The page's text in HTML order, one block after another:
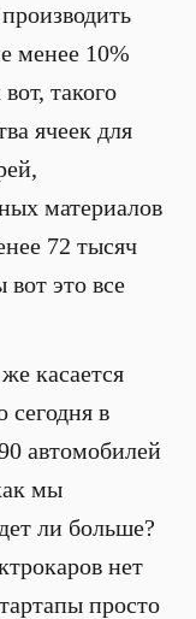
менее 10%
такого
ячеек для
материалов
72 тысяч
это все
касается
сегодня в
автомобилей
мы
ли больше?
нет
просто